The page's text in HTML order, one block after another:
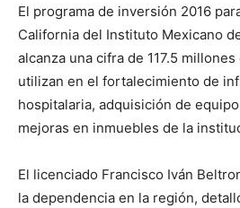
El programa de inversión 2016
California del Instituto Mexicano
alcanza una cifra de 117.5
utilizan en el fortalecimiento de
hospitalaria, adquisición de
mejoras en inmuebles de la
El licenciado Francisco Iván
la dependencia en la región,